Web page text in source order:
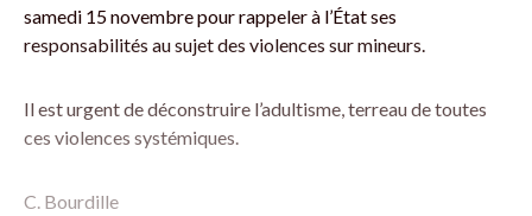
samedi 15 novembre pour rappeler à l’État ses
responsabilités au sujet des violences sur mineurs.
Il est urgent de déconstruire l’adultisme, terreau de toutes
ces violences systémiques.
C. Bourdille